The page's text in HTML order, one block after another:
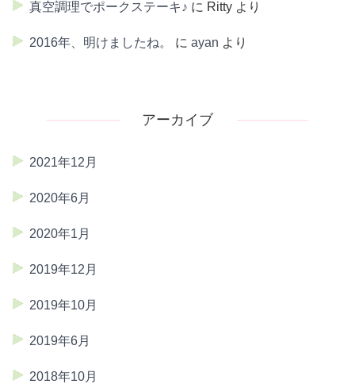
真空調理でポークステーキ♪ に Ritty より
2016年、明けましたね。 に ayan より
アーカイブ
2021年12月
2020年6月
2020年1月
2019年12月
2019年10月
2019年6月
2018年10月